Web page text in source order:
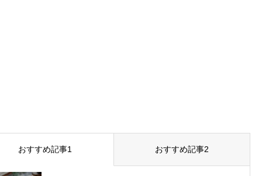
おすすめ記事1 おすすめ記事2